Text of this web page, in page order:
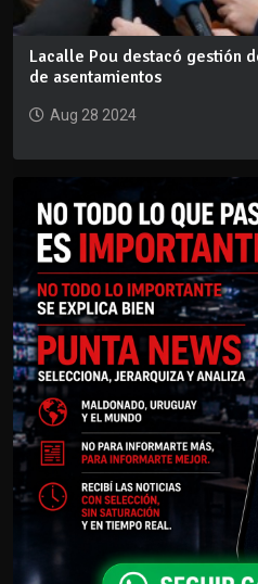
Lacalle Pou destacó gestión
de asentamientos
Aug 28 2024